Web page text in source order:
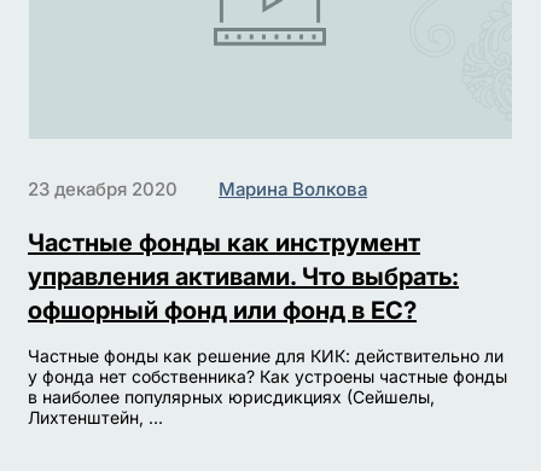
23 декабря 2020 Марина Волкова
Частные фонды как инструмент
управления активами. Что выбрать:
офшорный фонд или фонд в ЕС?
Частные фонды как решение для КИК: действительно ли
у фонда нет собственника? Как устроены частные фонды
в наиболее популярных юрисдикциях (Сейшелы,
Лихтенштейн, ...